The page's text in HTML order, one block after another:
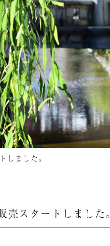
しました。
スタートしました。